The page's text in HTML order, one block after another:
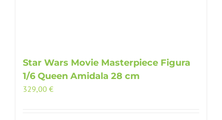
Star Wars Movie Masterpiece Figura
1/6 Queen Amidala 28 cm
329,00 €